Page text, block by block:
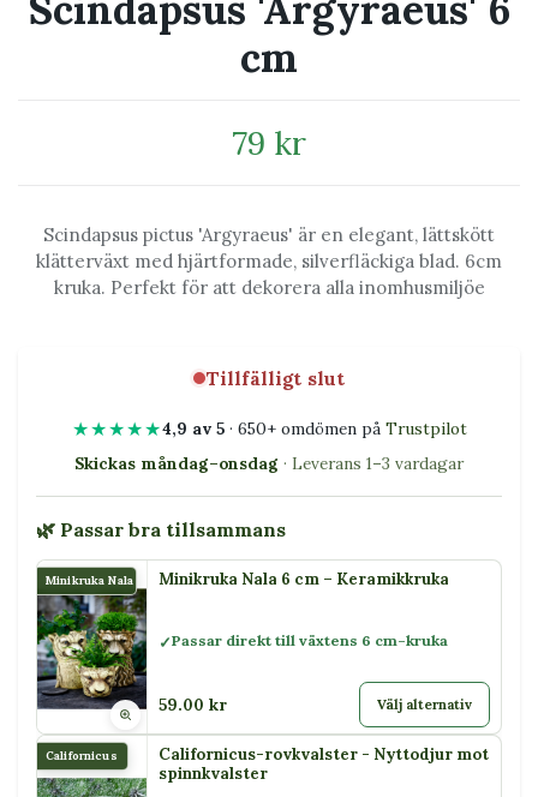
cm
79 kr
Scindapsus pictus 'Argyraeus' är en elegant, lättskött
klätterväxt med hjärtformade, silverfläckiga blad. 6cm
kruka. Perfekt för att dekorera alla inomhusmiljöe
Tillfälligt slut
★★★★★4,9 av 5· 650+ omdömen på Trustpilot
Skickas måndag–onsdag · Leverans 1–3 vardagar
🌿 Passar bra tillsammans
Minikruka Nala Minikruka Nala 6 cm – Keramikkruka
Passar direkt till växtens 6 cm-kruka
59.00 kr Välj alternativ
Californicus
Californicus-rovkvalster - Nyttodjur mot
spinnkvalster